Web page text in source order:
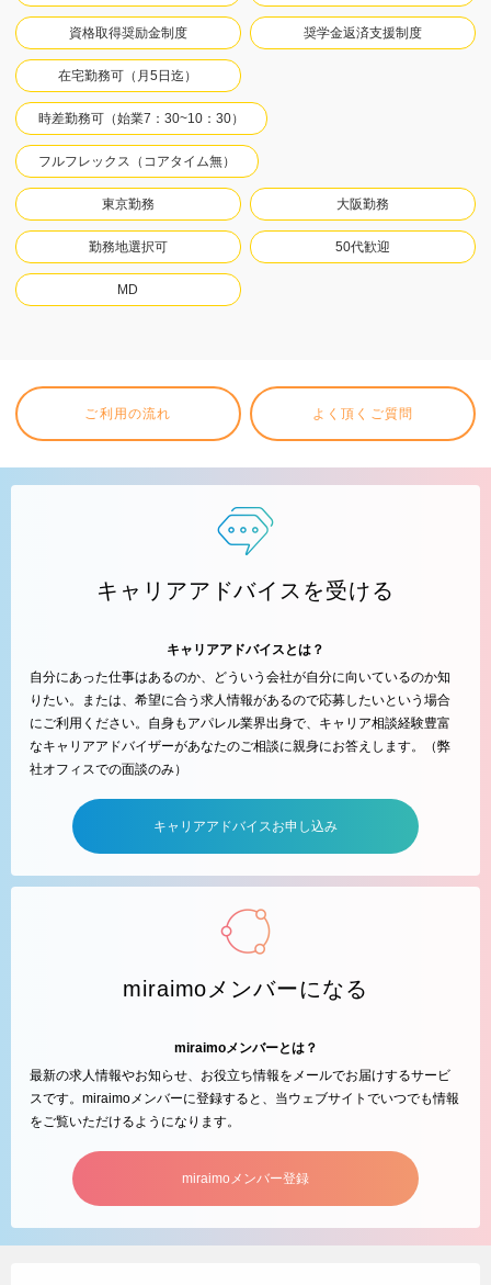
資格取得奨励金制度 奨学金返済支援制度
在宅勤務可（月5日迄）
時差勤務可（始業7：30~10：30）
フルフレックス（コアタイム無）
東京勤務 大阪勤務
勤務地選択可 50代歓迎
MD
ご利用の流れ よく頂くご質問
キャリアアドバイスを受ける
キャリアアドバイスとは？
自分にあった仕事はあるのか、どういう会社が自分に向いているのか知
りたい。または、希望に合う求人情報があるので応募したいという場合
にご利用ください。自身もアパレル業界出身で、キャリア相談経験豊富
なキャリアアドバイザーがあなたのご相談に親身にお答えします。（弊
社オフィスでの面談のみ）
キャリアアドバイスお申し込み
miraimoメンバーになる
miraimoメンバーとは？
最新の求人情報やお知らせ、お役立ち情報をメールでお届けするサービ
スです。miraimoメンバーに登録すると、当ウェブサイトでいつでも情報
をご覧いただけるようになります。
miraimoメンバー登録